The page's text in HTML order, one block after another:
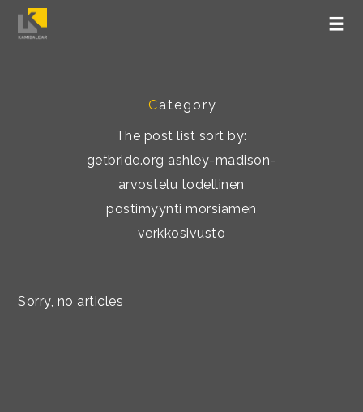
Category
The post list sort by:
getbride.org ashley-madison-
arvostelu todellinen
postimyynti morsiamen
verkkosivusto
Sorry, no articles